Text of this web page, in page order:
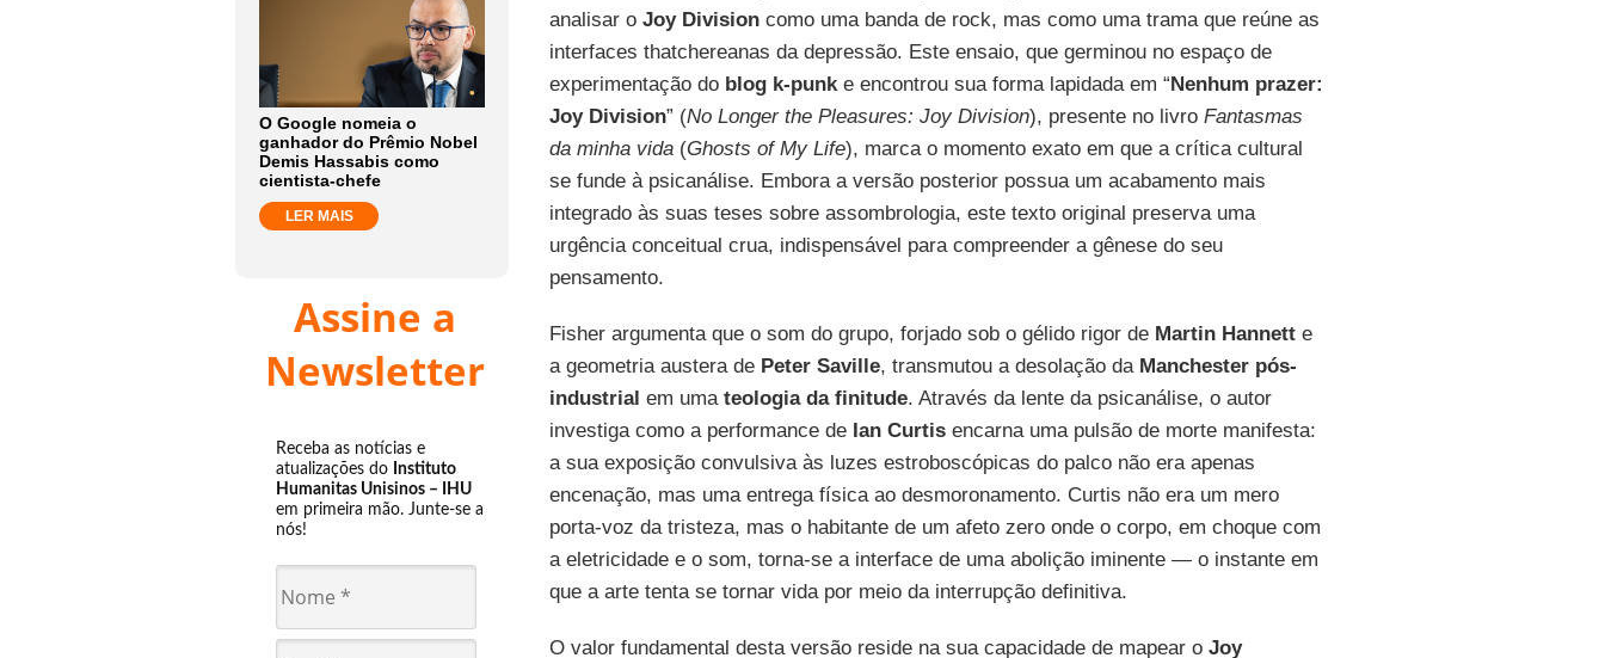
O Google nomeia o
ganhador do Prêmio Nobel
Demis Hassabis como
cientista-chefe
LER MAIS
Assine a
Newsletter
Receba as notícias e
atualizações do Instituto
Humanitas Unisinos – IHU
em primeira mão. Junte-se a
nós!
analisar o Joy Divisioncomo uma banda de rock, mas como uma trama que reúne as
interfaces thatchereanas da depressão. Este ensaio, que germinou no espaço de
experimentação do blog k-punke encontrou sua forma lapidada em “Nenhum prazer:
Joy Division” (No Longer the Pleasures: Joy Division), presente no livro Fantasmas
da minha vida (Ghosts of My Life), marca o momento exato em que a crítica cultural
se funde à psicanálise. Embora a versão posterior possua um acabamento mais
integrado às suas teses sobre assombrologia, este texto original preserva uma
urgência conceitual crua, indispensável para compreender a gênese do seu
pensamento.
Fisher argumenta que o som do grupo, forjado sob o gélido rigor de Martin Hannette
a geometria austera de Peter Saville, transmutou a desolação da Manchester pós-
industrial em umateologia da finitude. Através da lente da psicanálise, o autor
investiga como a performance de Ian Curtisencarna uma pulsão de morte manifesta:
a sua exposição convulsiva às luzes estroboscópicas do palco não era apenas
encenação, mas uma entrega física ao desmoronamento. Curtis não era um mero
porta-voz da tristeza, mas o habitante de um afeto zero onde o corpo, em choque com
a eletricidade e o som, torna-se a interface de uma abolição iminente — o instante em
que a arte tenta se tornar vida por meio da interrupção definitiva.
O valor fundamental desta versão reside na sua capacidade de mapear o Joy